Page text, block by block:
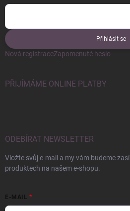
Přihlásit se
Nová registraceZapomenuté heslo
PŘIJÍMÁME ONLINE PLATBY
ODEBÍRAT NEWSLETTER
Vložte svůj e-mail a my vám budeme
produktech na našem e-shopu.
E-MAIL